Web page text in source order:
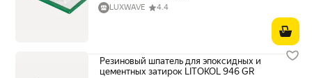
LUXWAVE
4.4
Резиновый шпатель для эпоксидных и
цементных затирок LITOKOL 946 GR